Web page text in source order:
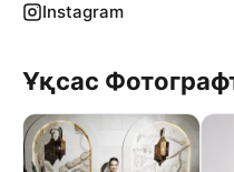
Instagram
Ұқсас